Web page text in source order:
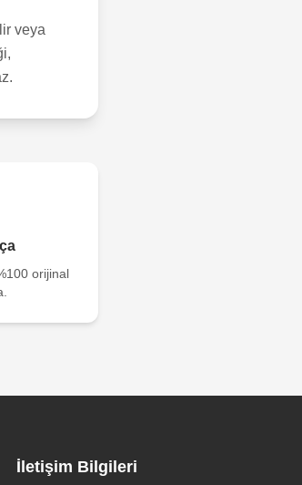
veya
orijinal
İletişim Bilgileri